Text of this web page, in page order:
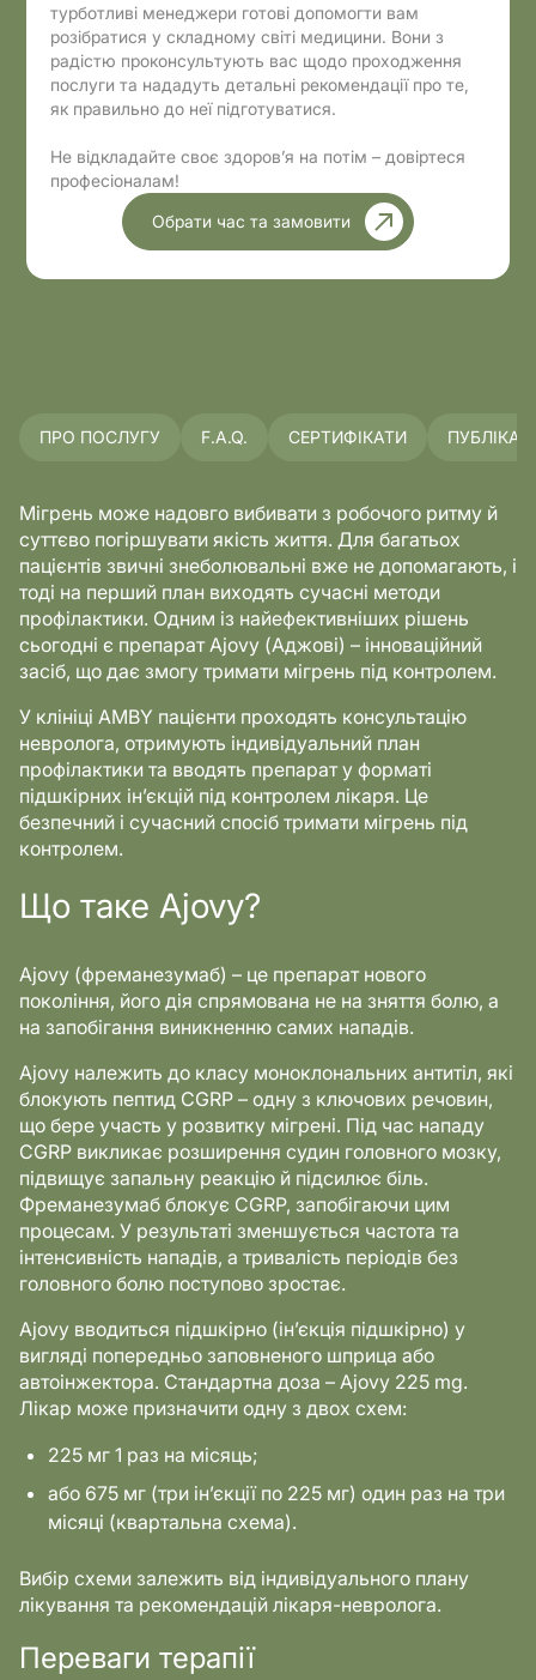
турботливі менеджери готові допомогти вам
розібратися у складному світі медицини. Вони з
радістю проконсультують вас щодо проходження
послуги та нададуть детальні рекомендації про те,
як правильно до неї підготуватися.
Не відкладайте своє здоров’я на потім – довіртеся
професіоналам!
Обрати час та замовити
ПРО ПОСЛУГУ F.A.Q. СЕРТИФІКАТИ
Мігрень може надовго вибивати з робочого ритму й
суттєво погіршувати якість життя. Для багатьох
пацієнтів звичні знеболювальні вже не допомагають, і
тоді на перший план виходять сучасні методи
профілактики. Одним із найефективніших рішень
сьогодні є препарат Ajovy (Аджові) – інноваційний
засіб, що дає змогу тримати мігрень під контролем.
У клініці AMBY пацієнти проходять консультацію
невролога, отримують індивідуальний план
профілактики та вводять препарат у форматі
підшкірних ін’єкцій під контролем лікаря. Це
безпечний і сучасний спосіб тримати мігрень під
контролем.
Що таке Ajovy?
Ajovy (фреманезумаб) – це препарат нового
покоління, його дія спрямована не на зняття болю, а
на запобігання виникненню самих нападів.
Ajovy належить до класу моноклональних антитіл, які
блокують пептид CGRP – одну з ключових речовин,
що бере участь у розвитку мігрені. Під час нападу
CGRP викликає розширення судин головного мозку,
підвищує запальну реакцію й підсилює біль.
Фреманезумаб блокує CGRP, запобігаючи цим
процесам. У результаті зменшується частота та
інтенсивність нападів, а тривалість періодів без
головного болю поступово зростає.
Ajovy вводиться підшкірно (ін’єкція підшкірно) у
вигляді попередньо заповненого шприца або
автоінжектора. Стандартна доза – Ajovy 225 mg.
Лікар може призначити одну з двох схем:
225 мг 1 раз на місяць;
або 675 мг (три ін’єкції по 225 мг) один раз на три
місяці (квартальна схема).
Вибір схеми залежить від індивідуального плану
лікування та рекомендацій лікаря-невролога.
Переваги терапії